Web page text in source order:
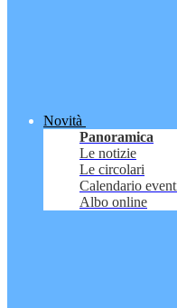
Novità
Panoramica
Le notizie
Le circolari
Calendario
Albo online